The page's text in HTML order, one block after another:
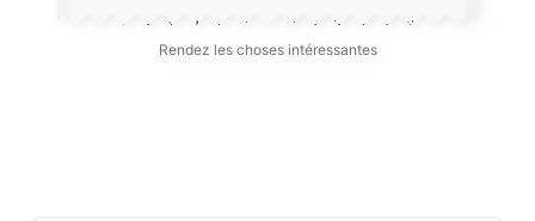
Rendez les choses intéressantes